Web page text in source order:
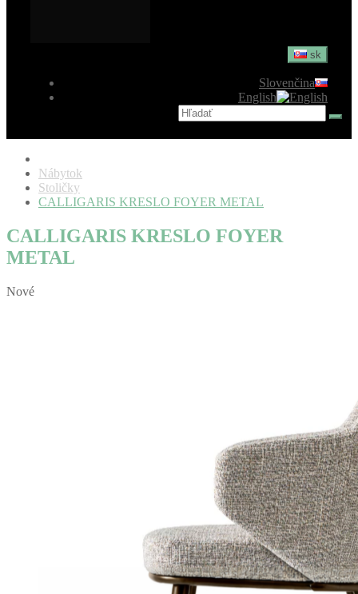
sk
Slovenčina
English
Nábytok
Stoličky
CALLIGARIS KRESLO FOYER METAL
CALLIGARIS KRESLO FOYER
METAL
Nové